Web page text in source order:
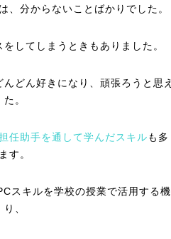
、分からないことばかりでした。
してしまうときもありました。
どん好きになり、頑張ろうと思
た。
任助手を通して学んだスキルも多
ます。
スキルを学校の授業で活用する
り、